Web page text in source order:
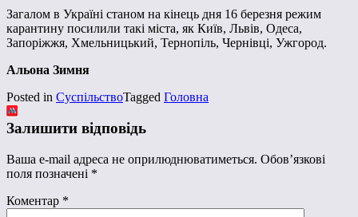
Загалом в Україні станом на кінець дня 16 березня режим
карантину посилили такі міста, як Київ, Львів, Одеса,
Запоріжжя, Хмельницький, Тернопіль, Чернівці, Ужгород.
Альона Зимня
Posted in СуспільствоTagged Головна
Залишити відповідь
Ваша e-mail адреса не оприлюднюватиметься. Обов’язкові
поля позначені *
Коментар *